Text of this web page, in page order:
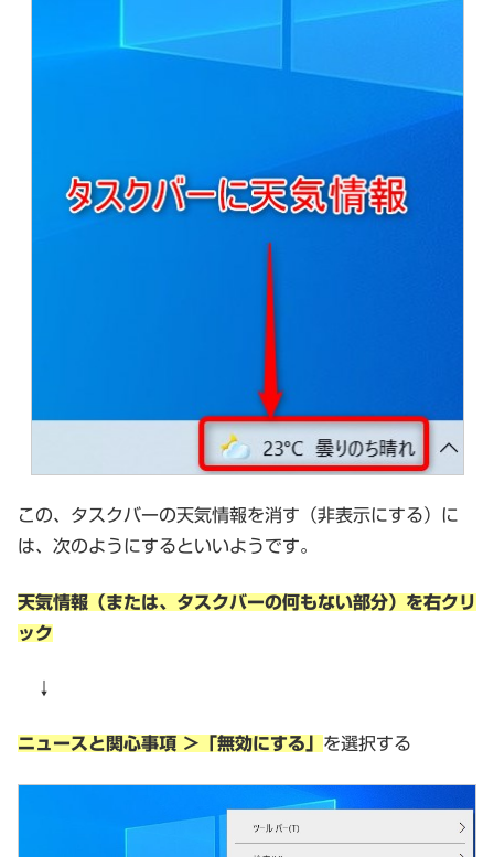
この、タスクバーの天気情報を消す（非表示にする）に
は、次のようにするといいようです。
天気情報（または、タスクバーの何もない部分）を右クリ
ック
↓
ニュースと関心事項 ＞「無効にする」 を選択する